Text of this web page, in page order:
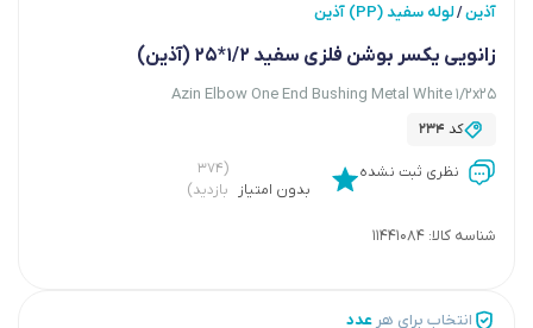
آذین/لوله سفید (PP) آذین
زانویی یکسر بوشن فلزی سفید 1/2*25 (آذین)
Azin Elbow One End Bushing Metal White 1/2x25
کد 234
نظری ثبت نشده
بدون امتیاز
(۳۷۴
بازدید)
شناسه کالا: 11441084
انتخاب برای هر عدد